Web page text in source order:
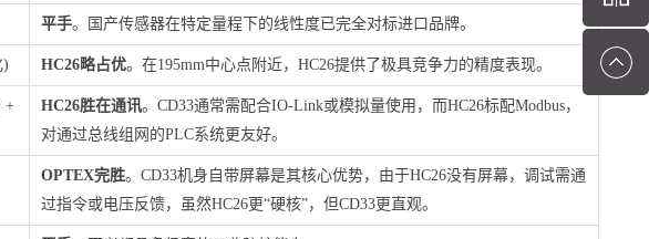
平手。国产传感器在特定量程下的线性度已完全对标进口品牌。
) HC26略占优。在195mm中心点附近，HC26提供了极具竞争力的精度表现。
+
HC26胜在通讯。CD33通常需配合IO-Link或模拟量使用，而HC26标配Modbus，
对通过总线组网的PLC系统更友好。
OPTEX完胜。CD33机身自带屏幕是其核心优势，由于HC26没有屏幕，调试需通
过指令或电压反馈，虽然HC26更“硬核”，但CD33更直观。